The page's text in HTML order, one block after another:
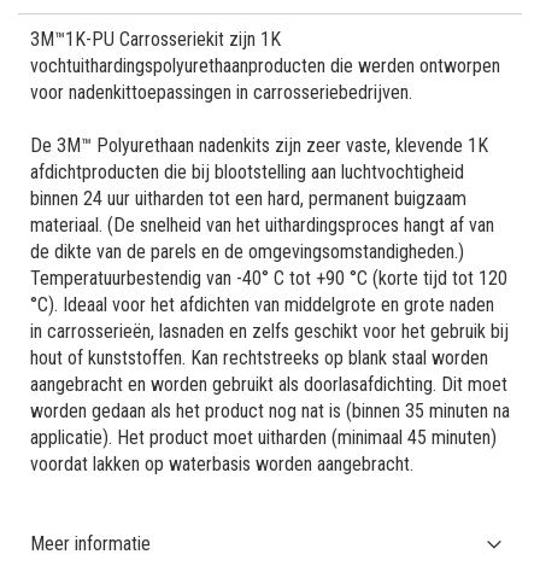
3M™1K-PU Carrosseriekit zijn 1K
vochtuithardingspolyurethaanproducten die werden ontworpen
voor nadenkittoepassingen in carrosseriebedrijven.
De 3M™ Polyurethaan nadenkits zijn zeer vaste, klevende 1K
afdichtproducten die bij blootstelling aan luchtvochtigheid
binnen 24 uur uitharden tot een hard, permanent buigzaam
materiaal. (De snelheid van het uithardingsproces hangt af van
de dikte van de parels en de omgevingsomstandigheden.)
Temperatuurbestendig van -40° C tot +90 °C (korte tijd tot 120
°C). Ideaal voor het afdichten van middelgrote en grote naden
in carrosserieën, lasnaden en zelfs geschikt voor het gebruik bij
hout of kunststoffen. Kan rechtstreeks op blank staal worden
aangebracht en worden gebruikt als doorlasafdichting. Dit moet
worden gedaan als het product nog nat is (binnen 35 minuten na
applicatie). Het product moet uitharden (minimaal 45 minuten)
voordat lakken op waterbasis worden aangebracht.
Meer informatie